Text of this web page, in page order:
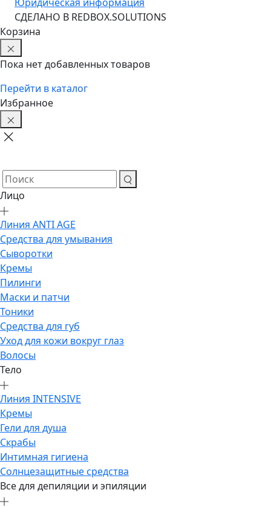
CДЕЛАНО В REDBOX.SOLUTIONS
Корзина
Пока нет добавленных товаров
Перейти в каталог
Избранное
Лицо
Линия ANTI AGE
Средства для умывания
Сыворотки
Кремы
Пилинги
Маски и патчи
Тоники
Средства для губ
Уход для кожи вокруг глаз
Волосы
Тело
Линия INTENSIVE
Кремы
Гели для душа
Скрабы
Интимная гигиена
Солнцезащитные средства
Все для депиляции и эпиляции